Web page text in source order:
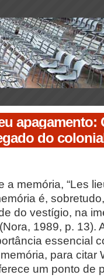
apagamento:
do
memória, “Les
é,
do vestígio, na
1989, p. 13).
essencial
para citar
um ponto de